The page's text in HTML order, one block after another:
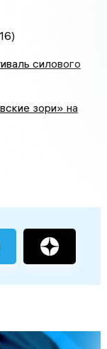
силового
зори» на